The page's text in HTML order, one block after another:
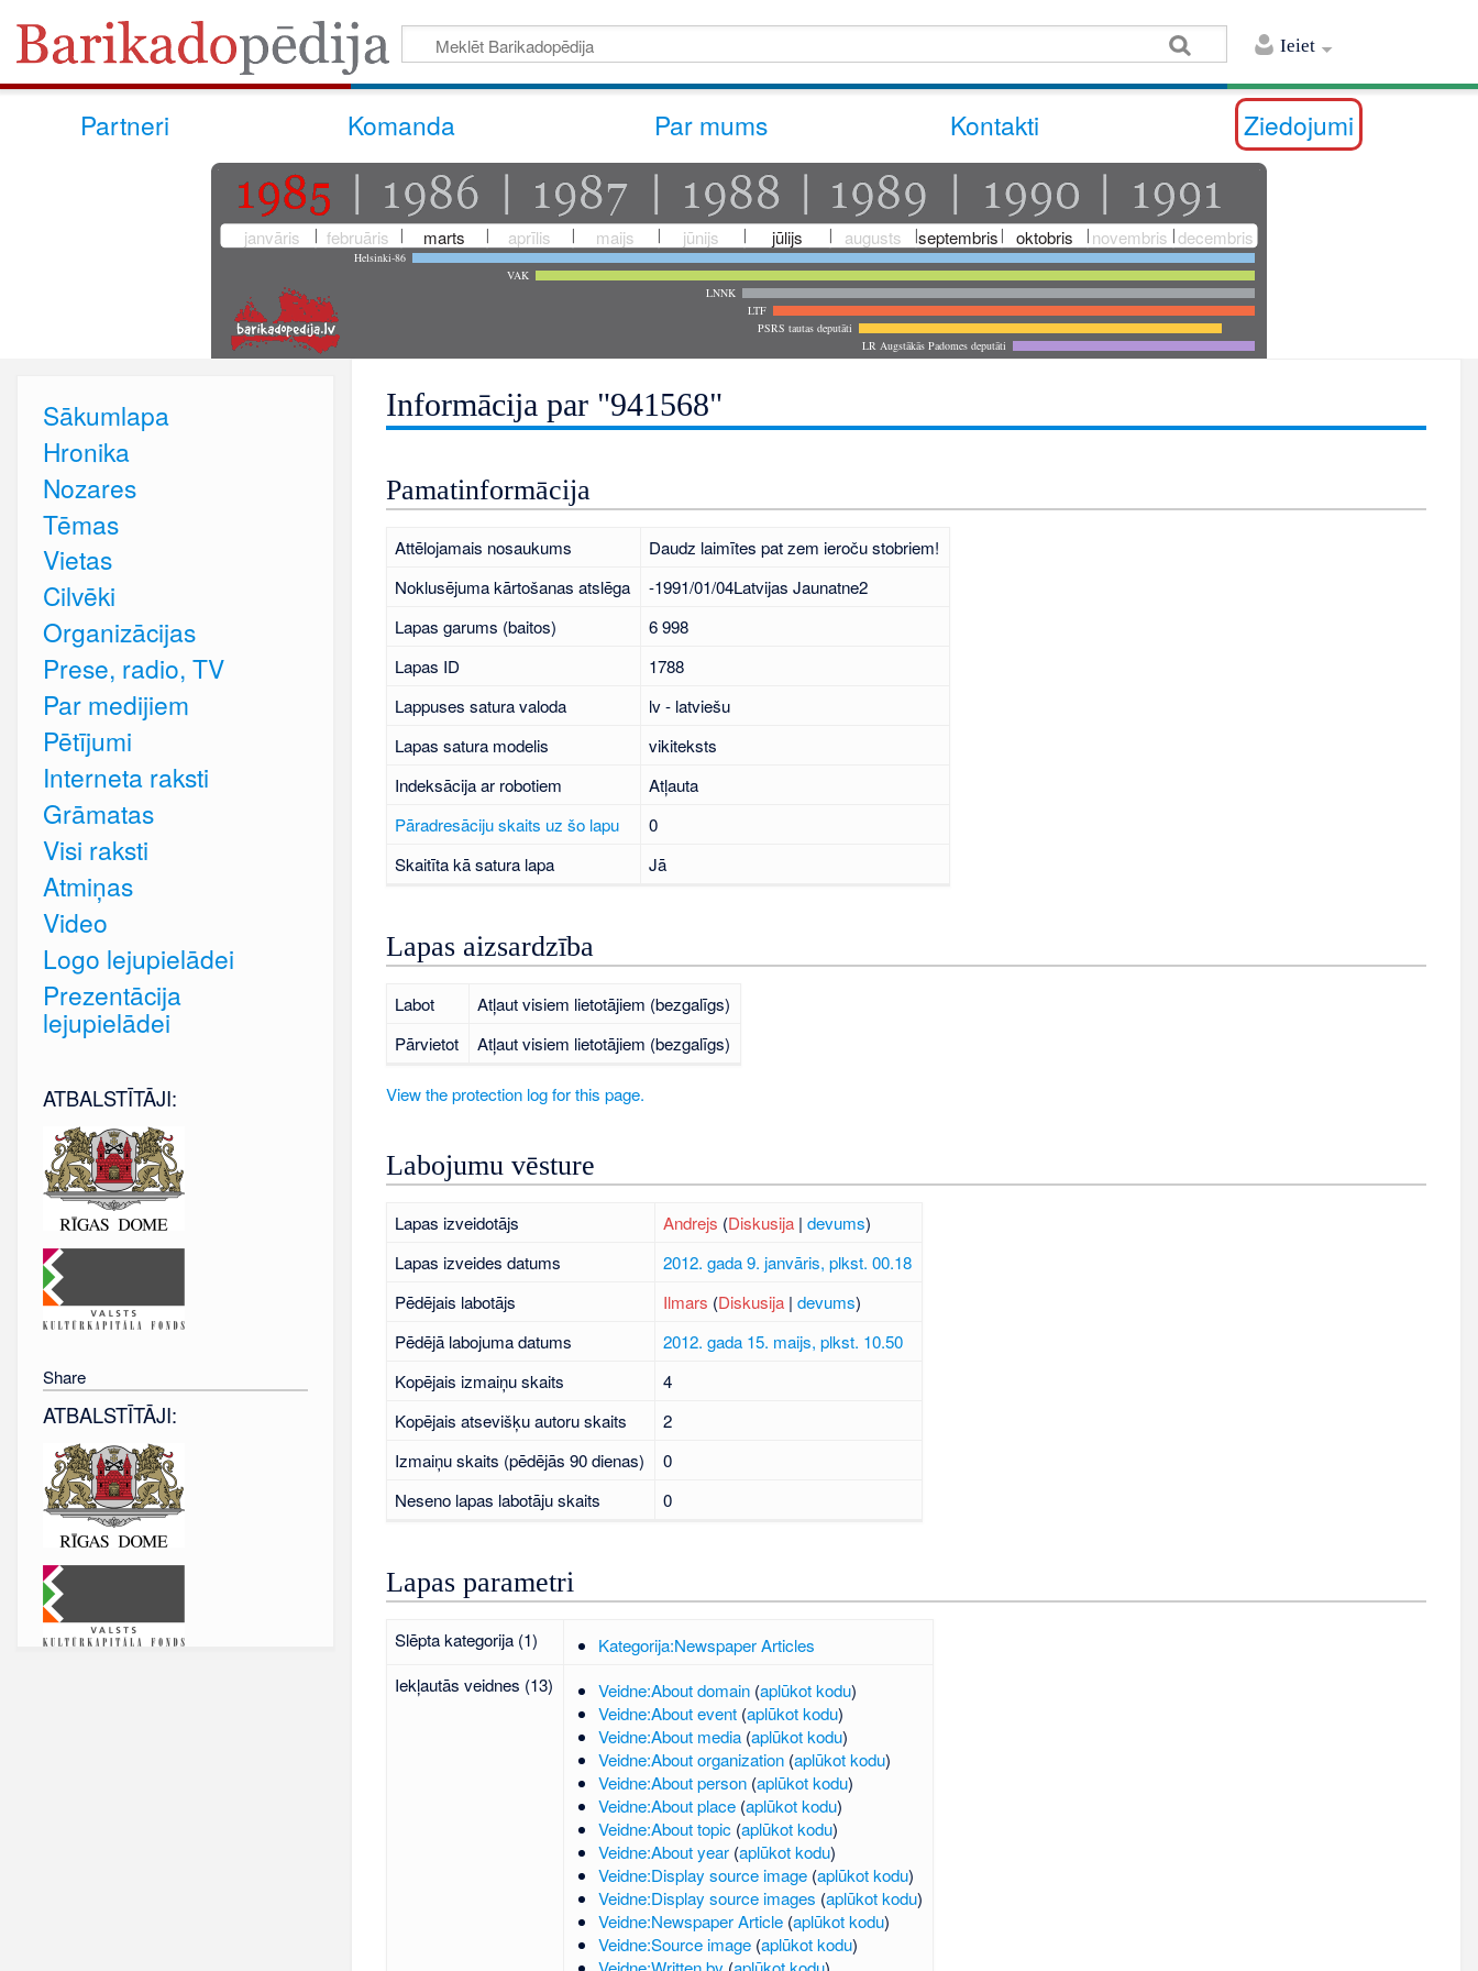
Ieiet
Partneri Komanda Par mums Kontakti Ziedojumi
janvāris februāris marts aprīlis maijs jūnijs jūlijs augusts septembris oktobris novembris decembris
Helsinki-86
VAK
LNNK
LTF
PSRS tautas deputāti
LR Augstākās Padomes deputāti
Informācija par "941568"
Pamatinformācija
Attēlojamais nosaukums
Daudz laimītes pat zem ieroču stobriem!
Noklusējuma kārtošanas atslēga
-1991/01/04Latvijas Jaunatne2
Lapas garums (baitos)
6 998
Lapas ID
1788
Lappuses satura valoda
lv - latviešu
Lapas satura modelis
vikiteksts
Indeksācija ar robotiem
Atļauta
Pāradresāciju skaits uz šo lapu
0
Skaitīta kā satura lapa
Jā
Lapas aizsardzība
Labot
Atļaut visiem lietotājiem (bezgalīgs)
Pārvietot
Atļaut visiem lietotājiem (bezgalīgs)
View the protection log for this page.
Labojumu vēsture
Lapas izveidotājs Andrejs (Diskusija |devums)
Lapas izveides datums
2012. gada 9. janvāris, plkst. 00.18
Pēdējais labotājs
Ilmars (Diskusija |devums)
Pēdējā labojuma datums
2012. gada 15. maijs, plkst. 10.50
Kopējais izmaiņu skaits
4
Kopējais atsevišķu autoru skaits
2
Izmaiņu skaits (pēdējās 90 dienas)
0
Neseno lapas labotāju skaits
0
Lapas parametri
Slēpta kategorija (1)
Kategorija:Newspaper Articles
Iekļautās veidnes (13)
Veidne:About domain (aplūkot kodu)
Veidne:About event (aplūkot kodu)
Veidne:About media (aplūkot kodu)
Veidne:About organization (aplūkot kodu)
Veidne:About person (aplūkot kodu)
Veidne:About place (aplūkot kodu)
Veidne:About topic (aplūkot kodu)
Veidne:About year (aplūkot kodu)
Veidne:Display source image (aplūkot kodu)
Veidne:Display source images (aplūkot kodu)
Veidne:Newspaper Article (aplūkot kodu)
Veidne:Source image (aplūkot kodu)
Sākumlapa
Hronika
Nozares
Tēmas
Vietas
Cilvēki
Organizācijas
Prese, radio, TV
Par medijiem
Pētījumi
Interneta raksti
Grāmatas
Visi raksti
Atmiņas
Video
Logo lejupielādei
Prezentācija
lejupielādei
ATBALSTĪTĀJI:
Share
ATBALSTĪTĀJI: